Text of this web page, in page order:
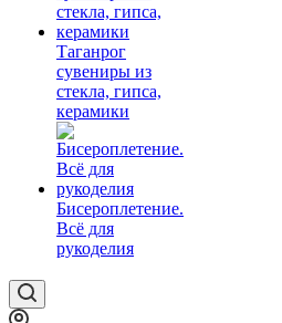
Таганрог
сувениры из
стекла, гипса,
керамики
Бисероплетение.
Всё для
рукоделия